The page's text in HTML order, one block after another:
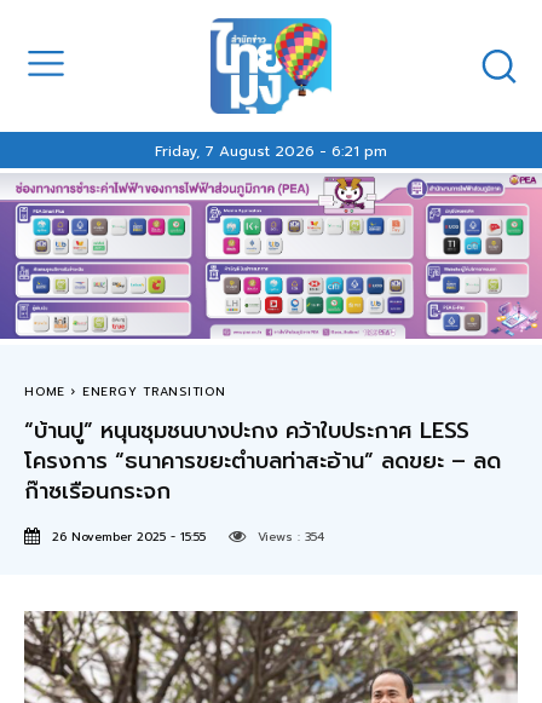
Friday, 7 August 2026 - 6:21 pm
HOME ENERGY TRANSITION
“บ้านปู” หนุนชุมชนบางปะกง คว้าใบประกาศ LESS
โครงการ “ธนาคารขยะตำบลท่าสะอ้าน” ลดขยะ – ลด
ก๊าซเรือนกระจก
26 November 2025 - 15:55 Views : 354